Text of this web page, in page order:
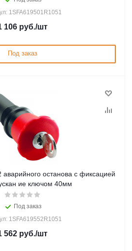
1SFA619501R1051
106 руб./шт
Под заказ
аварийного останова с фиксацией
ие ключом 40мм
Под заказ
1SFA619552R1051
562 руб./шт